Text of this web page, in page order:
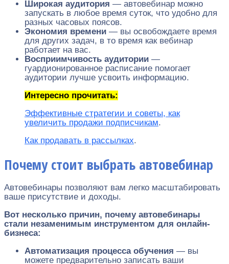
Широкая аудитория — автовебинар можно
запускать в любое время суток, что удобно для
разных часовых поясов.
Экономия времени — вы освобождаете время
для других задач, в то время как вебинар
работает на вас.
Восприимчивость аудитории —
гуардионированное расписание помогает
аудитории лучше усвоить информацию.
Интересно прочитать:
Эффективные стратегии и советы, как
увеличить продажи подписчикам.
Как продавать в рассылках.
Почему стоит выбрать автовебинар
Автовебинары позволяют вам легко масштабировать
ваше присутствие и доходы.
Вот несколько причин, почему автовебинары
стали незаменимым инструментом для онлайн-
бизнеса:
Автоматизация процесса обучения — вы
можете предварительно записать ваши